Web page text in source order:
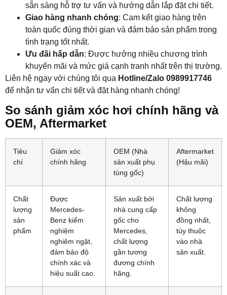
sẵn sàng hỗ trợ tư vấn và hướng dẫn lắp đặt chi tiết.
Giao hàng nhanh chóng: Cam kết giao hàng trên
toàn quốc đúng thời gian và đảm bảo sản phẩm trong
tình trạng tốt nhất.
Ưu đãi hấp dẫn: Được hưởng nhiều chương trình
khuyến mãi và mức giá cạnh tranh nhất trên thị trường.
Liên hệ ngay với chúng tôi qua Hotline/Zalo 0989917746
để nhận tư vấn chi tiết và đặt hàng nhanh chóng!
So sánh giảm xóc hơi chính hãng và
OEM, Aftermarket
Tiêu
chí
Giảm xóc
chính hãng
OEM (Nhà
sản xuất phụ
tùng gốc)
Aftermarket
(Hậu mãi)
Chất
lượng
sản
phẩm
Được
Mercedes-
Benz kiểm
nghiệm
nghiêm ngặt,
đảm bảo độ
chính xác và
hiệu suất cao.
Sản xuất bởi
nhà cung cấp
gốc cho
Mercedes,
chất lượng
gần tương
đương chính
hãng.
Chất lượng
không
đồng nhất,
tùy thuộc
vào nhà
sản xuất.